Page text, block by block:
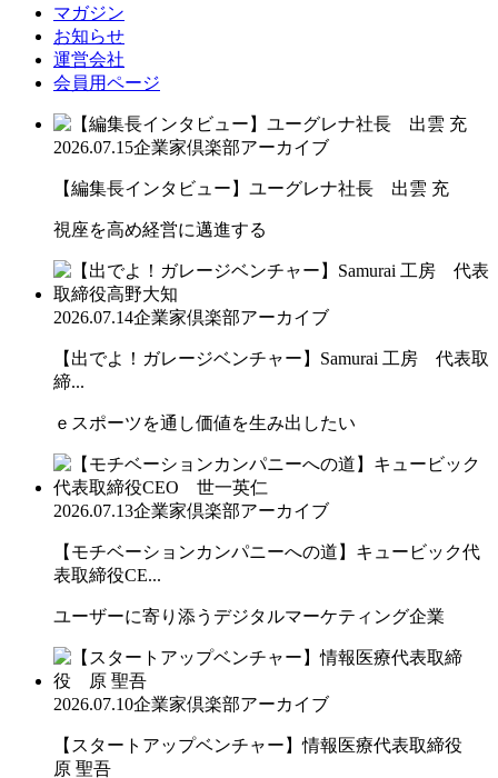
マガジン
お知らせ
運営会社
会員用ページ
2026.07.15企業家倶楽部アーカイブ
【編集長インタビュー】ユーグレナ社長 出雲 充
視座を高め経営に邁進する
2026.07.14企業家倶楽部アーカイブ
【出でよ！ガレージベンチャー】Samurai 工房 代表取
締...
ｅスポーツを通し価値を生み出したい
2026.07.13企業家倶楽部アーカイブ
【モチベーションカンパニーへの道】キュービック代
表取締役CE...
ユーザーに寄り添うデジタルマーケティング企業
2026.07.10企業家倶楽部アーカイブ
【スタートアップベンチャー】情報医療代表取締役
原 聖吾